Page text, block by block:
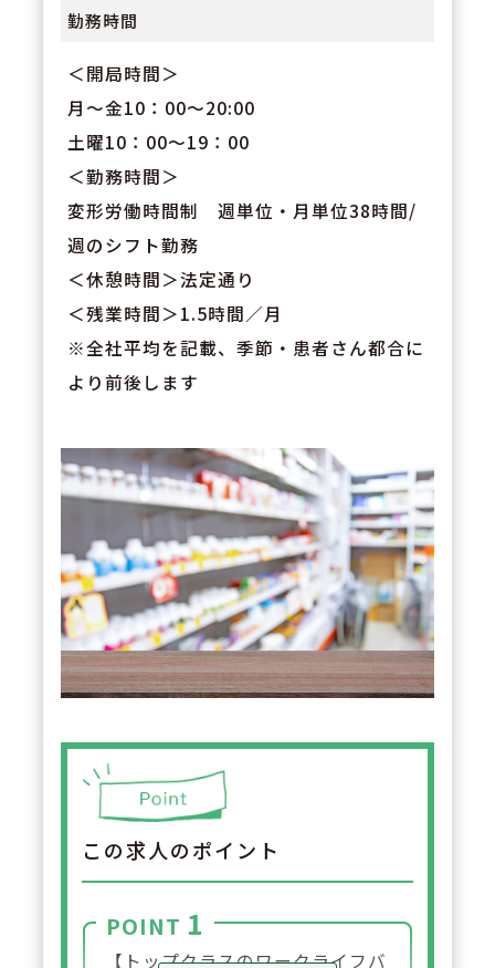
勤務時間
＜開局時間＞
月～金10：00～20:00
土曜10：00～19：00
＜勤務時間＞
変形労働時間制 週単位・月単位38時間/
週のシフト勤務
＜休憩時間＞法定通り
＜残業時間＞1.5時間／月
※全社平均を記載、季節・患者さん都合に
より前後します
この求人のポイント
POINT 1
【トップクラスのワークライフバ